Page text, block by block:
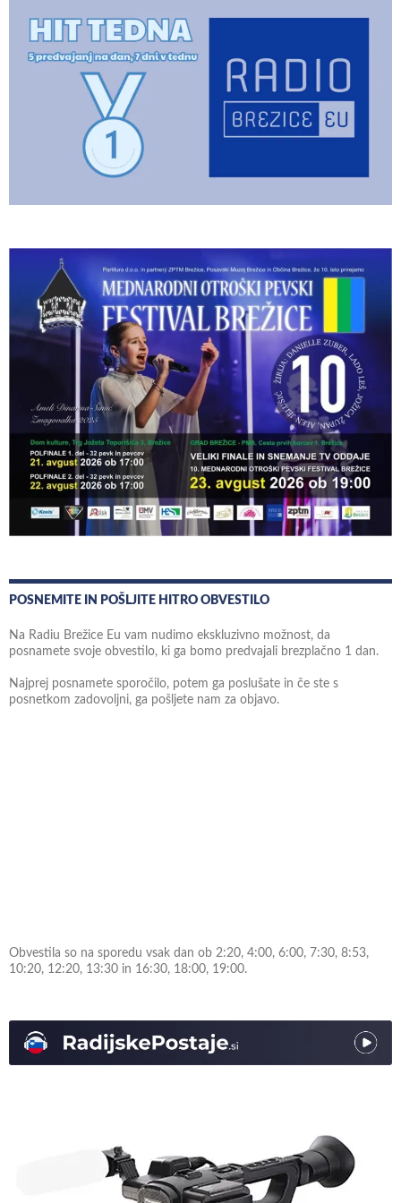
POSNEMITE IN POŠLJITE HITRO OBVESTILO
Na Radiu Brežice Eu vam nudimo ekskluzivno možnost, da
posnamete svoje obvestilo, ki ga bomo predvajali brezplačno 1 dan.
Najprej posnamete sporočilo, potem ga poslušate in če ste s
posnetkom zadovoljni, ga pošljete nam za objavo.
Obvestila so na sporedu vsak dan ob 2:20, 4:00, 6:00, 7:30, 8:53,
10:20, 12:20, 13:30 in 16:30, 18:00, 19:00.